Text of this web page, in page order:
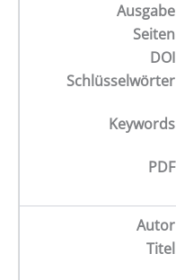
Ausgabe
Seiten
DOI
Schlüsselwörter
Keywords
PDF
Autor
Titel